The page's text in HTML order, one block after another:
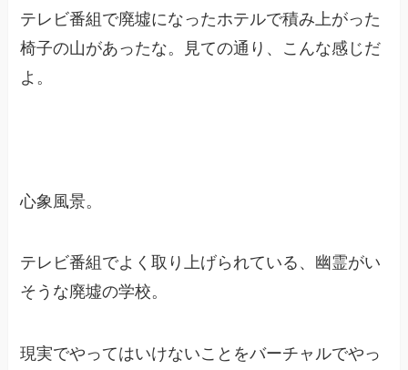
テレビ番組で廃墟になったホテルで積み上がった
椅子の山があったな。見ての通り、こんな感じだ
よ。
心象風景。
テレビ番組でよく取り上げられている、幽霊がい
そうな廃墟の学校。
現実でやってはいけないことをバーチャルでやっ